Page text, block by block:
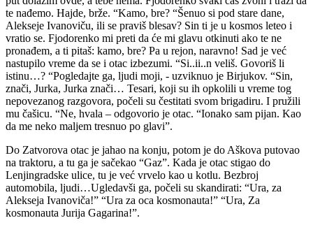
te nađemo. Hajde, brže. “Kamo, bre? “Šenuo si pod stare dane,
Alekseje Ivanoviču, ili se praviš blesav? Sin ti je u kosmos leteo i
vratio se. Fjodorenko mi preti da će mi glavu otkinuti ako te ne
pronađem, a ti pitaš: kamo, bre? Pa u rejon, naravno! Sad je već
nastupilo vreme da se i otac izbezumi. “Si..ii..n veliš. Govoriš li
istinu…? “Pogledajte ga, ljudi moji, - uzviknuo je Birjukov. “Sin,
znači, Jurka, Jurka znači… Tesari, koji su ih opkolili u vreme tog
nepovezanog razgovora, počeli su čestitati svom brigadiru. I pružili
mu čašicu. “Ne, hvala – odgovorio je otac. “Ionako sam pijan. Kao
da me neko maljem tresnuo po glavi”.
Do Zatvorova otac je jahao na konju, potom je do Aškova putovao
na traktoru, a tu ga je sačekao “Gaz”. Kada je otac stigao do
Lenjingradske ulice, tu je već vrvelo kao u kotlu. Bezbroj
automobila, ljudi…Ugledavši ga, počeli su skandirati: “Ura, za
Alekseja Ivanoviča!” “Ura za oca kosmonauta!” “Ura, Za
kosmonauta Jurija Gagarina!”.